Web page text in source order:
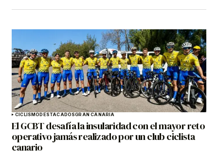
CICLISMODESTACADOSGRAN CANARIA
El GCBT desafía la insularidad con el mayor reto
operativo jamás realizado por un club ciclista
canario